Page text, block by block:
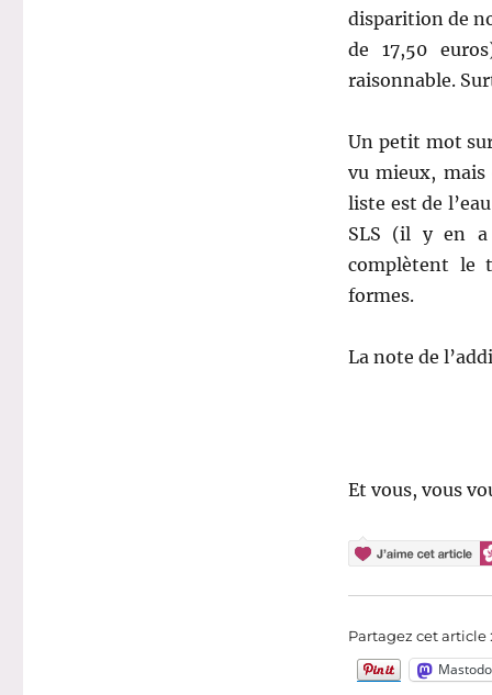
disparition de
de 17,50
raisonnable.
Un petit mot
vu mieux,
liste est de
SLS (il y en a
complètent le
formes.
La note de
Et vous, vous
Partagez cet article :